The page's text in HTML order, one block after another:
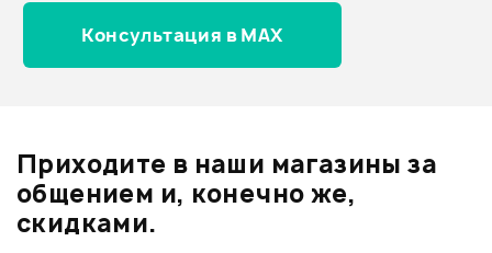
0.0
Архив товаров - новинки
Консультация в MAX
Приходите в наши магазины за
общением и, конечно же,
скидками.